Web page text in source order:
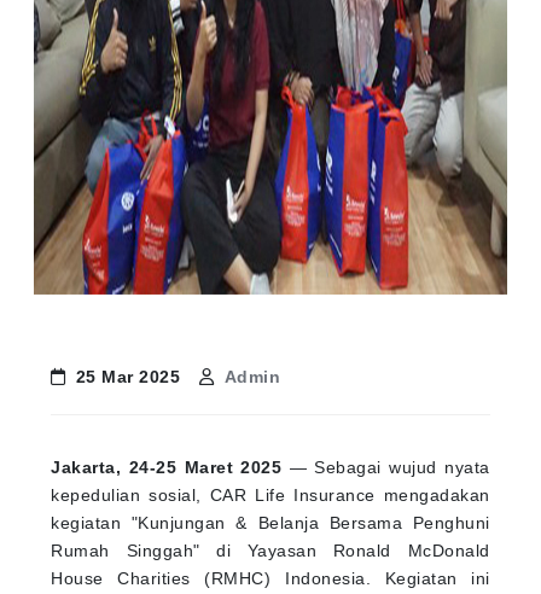
25 Mar 2025 Admin
Jakarta, 24-25 Maret 2025 — Sebagai wujud nyata
kepedulian sosial, CAR Life Insurance mengadakan
kegiatan "Kunjungan & Belanja Bersama Penghuni
Rumah Singgah" di Yayasan Ronald McDonald
House Charities (RMHC) Indonesia. Kegiatan ini